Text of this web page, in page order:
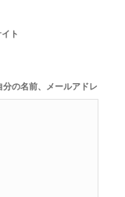
ト
の名前、メールアドレ